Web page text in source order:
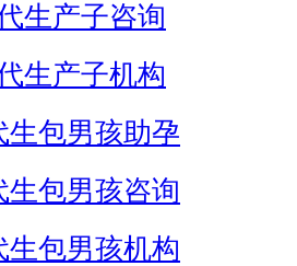
生产子咨询
生产子机构
生包男孩助孕
生包男孩咨询
生包男孩机构